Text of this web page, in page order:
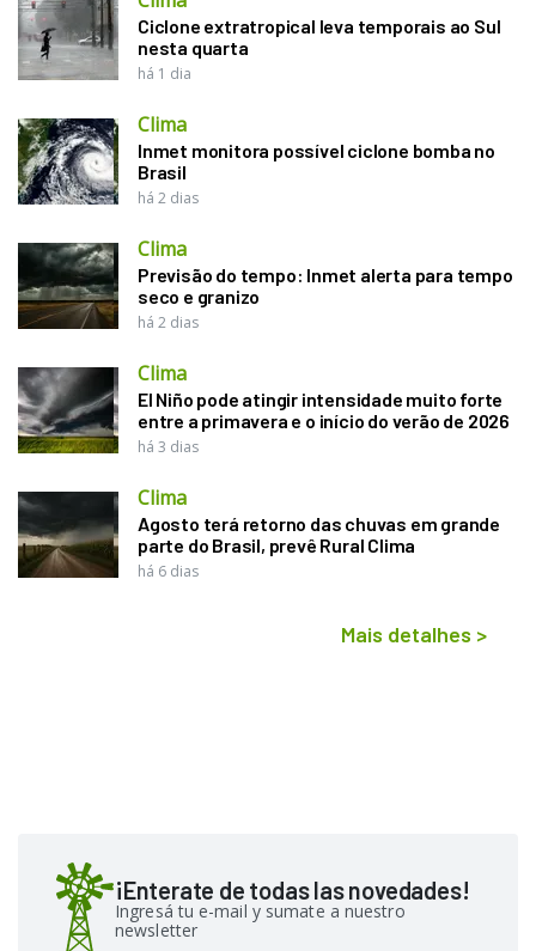
Ciclone extratropical leva temporais ao Sul
nesta quarta
há 1 dia
Clima
Inmet monitora possível ciclone bomba no
Brasil
há 2 dias
Clima
Previsão do tempo: Inmet alerta para tempo
seco e granizo
há 2 dias
Clima
El Niño pode atingir intensidade muito forte
entre a primavera e o início do verão de 2026
há 3 dias
Clima
Agosto terá retorno das chuvas em grande
parte do Brasil, prevê Rural Clima
há 6 dias
Mais detalhes >
¡Enterate de todas las novedades!
Ingresá tu e-mail y sumate a nuestro
newsletter